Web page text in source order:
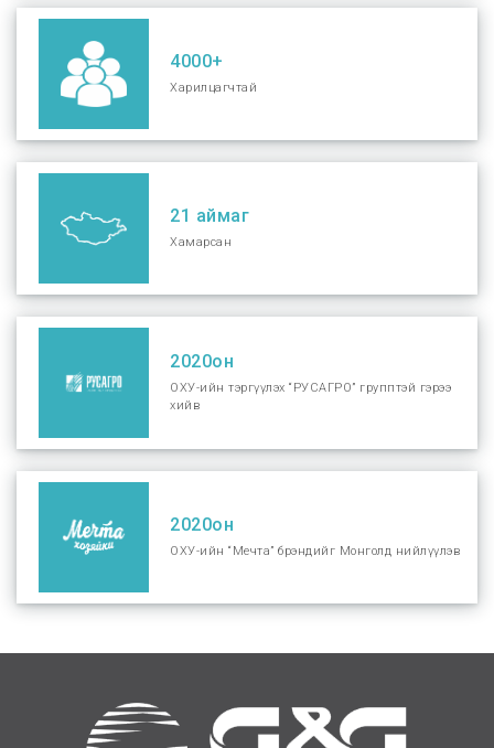
4000+
Харилцагчтай
21 аймаг
Хамарсан
2020он
ОХУ-ийн тэргүүлэх “РУСАГРО” групптэй гэрээ
хийв
2020он
ОХУ-ийн “Мечта” брэндийг Монголд нийлүүлэв